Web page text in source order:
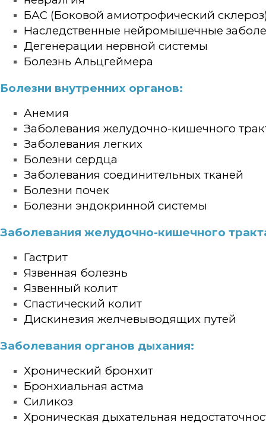
БАС (Боковой амиотрофический
Наследственные нейромышечные
Дегенерации нервной системы
Болезнь Альцгеймера
Болезни внутренних органов:
Анемия
Заболевания желудочно-кишечного
Заболевания легких
Болезни сердца
Заболевания соединительных тканей
Болезни почек
Болезни эндокринной системы
Заболевания желудочно-кишечного
Гастрит
Язвенная болезнь
Язвенный колит
Спастический колит
Дискинезия желчевыводящих путей
Заболевания органов дыхания:
Хронический бронхит
Бронхиальная астма
Силикоз
Хроническая дыхательная